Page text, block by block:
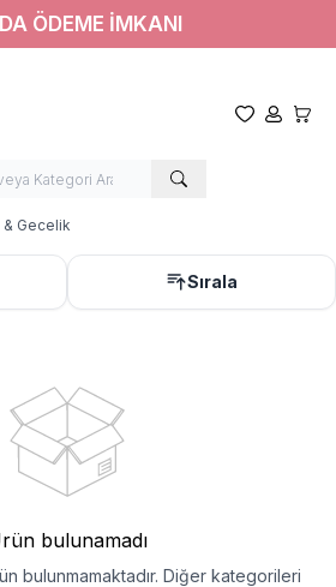
ÖDEME İMKANI
Favorilerim
Hesabım
& Gecelik
Sırala
bulunamadı
bulunmamaktadır. Diğer kategorileri